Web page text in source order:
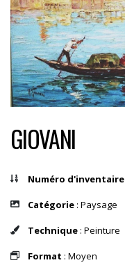
GIOVANI
Numéro d'inventaire
Catégorie : Paysage
Technique : Peinture
Format : Moyen